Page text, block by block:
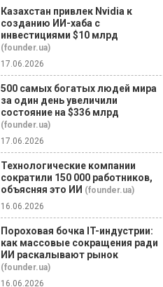
Казахстан привлек Nvidia к
созданию ИИ-хаба с
инвестициями $10 млрд
(founder.ua)
17.06.2026
500 самых богатых людей мира
за один день увеличили
состояние на $336 млрд
(founder.ua)
17.06.2026
Технологические компании
сократили 150 000 работников,
объясняя это ИИ (founder.ua)
16.06.2026
Пороховая бочка IT-индустрии:
как массовые сокращения ради
ИИ раскалывают рынок
(founder.ua)
16.06.2026